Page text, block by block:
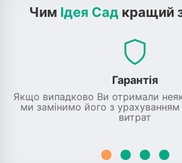
Чим Ідея Сад кращий
Гарантія
Якщо випадково Ви отримали
ми замінимо його з
витрат